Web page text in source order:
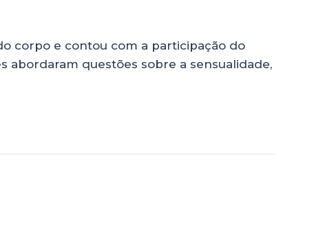
corpo e contou com a participação do
abordaram questões sobre a sensualidade,